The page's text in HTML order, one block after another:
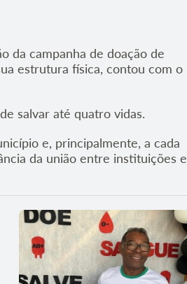
da campanha de doação de
estrutura física, contou com o
salvar até quatro vidas.
e, principalmente, a cada
da união entre instituições e